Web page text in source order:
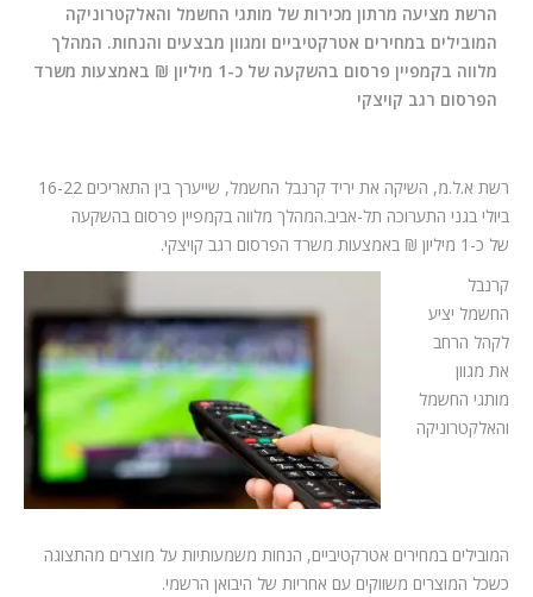
הרשת מציעה מרתון מכירות של מותגי החשמל והאלקטרוניקה
המובילים במחירים אטרקטיביים ומגוון מבצעים והנחות. המהלך
מלווה בקמפיין פרסום בהשקעה של כ-1 מיליון ₪ באמצעות משרד
הפרסום רגב קויצקי
רשת א.ל.מ, השיקה את יריד קרנבל החשמל, שייערך בין התאריכים 16-22
ביולי בגני התערוכה תל-אביב.המהלך מלווה בקמפיין פרסום בהשקעה
של כ-1 מיליון ₪ באמצעות משרד הפרסום רגב קויצקי.
קרנבל
החשמל יציע
לקהל הרחב
את מגוון
מותגי החשמל
והאלקטרוניקה
המובילים במחירים אטרקטיביים, הנחות משמעותיות על מוצרים מהתצוגה
כשכל המוצרים משווקים עם אחריות של היבואן הרשמי.